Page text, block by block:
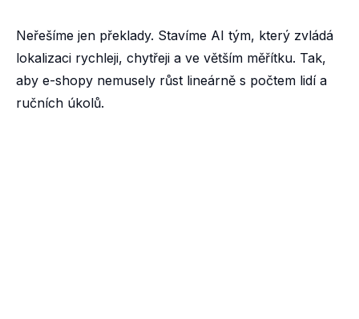
Neřešíme jen překlady. Stavíme AI tým, který zvládá
lokalizaci rychleji, chytřeji a ve větším měřítku. Tak,
aby e-shopy nemusely růst lineárně s počtem lidí a
ručních úkolů.